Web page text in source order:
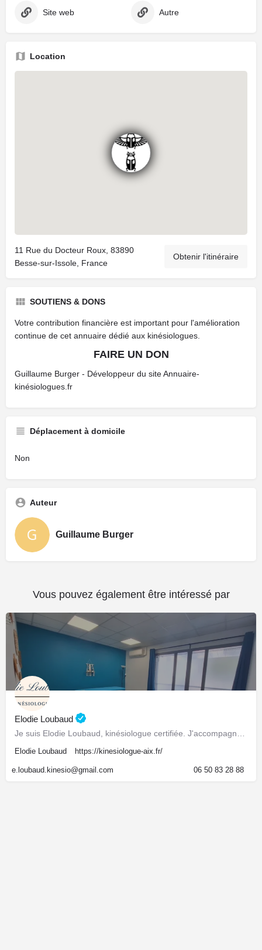
Site web Autre
Location
11 Rue du Docteur Roux, 83890
Besse-sur-Issole, France
Obtenir l'itinéraire
SOUTIENS & DONS
Votre contribution financière est important pour l'amélioration
continue de cet annuaire dédié aux kinésiologues.
FAIRE UN DON
Guillaume Burger - Développeur du site Annuaire-
kinésiologues.fr
Déplacement à domicile
Non
Auteur
Guillaume Burger
Vous pouvez également être intéressé par
Elodie Loubaud
Elodie Loubaud https://kinesiologue-aix.fr/
e.loubaud.kinesio@gmail.com 06 50 83 28 88